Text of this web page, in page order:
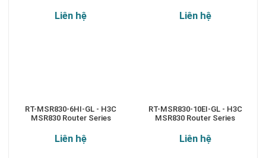
Liên hệ Liên hệ
RT-MSR830-6HI-GL - H3C
MSR830 Router Series
Liên hệ
RT-MSR830-10EI-GL - H3C
MSR830 Router Series
Liên hệ